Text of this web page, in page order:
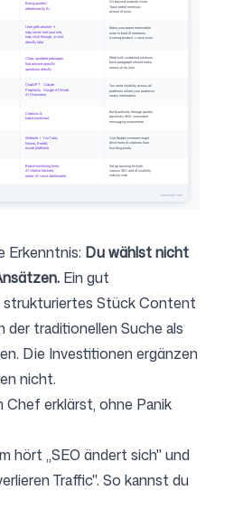
Erkenntnis: Du wählst nicht
Ein gut
Stück Content
traditionellen Suche als
Die Investitionen ergänzen
nicht.
Chef erklärst, ohne Panik
hört „SEO ändert sich" und
Traffic". So kannst du